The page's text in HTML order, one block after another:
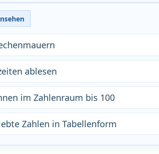
ablesen
im Zahlenraum bis 100
Zahlen in Tabellenform